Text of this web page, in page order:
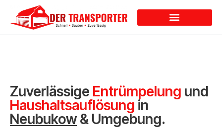
Zuverlässige Entrümpelung und
Haushaltsauflösung in
Neubukow & Umgebung.